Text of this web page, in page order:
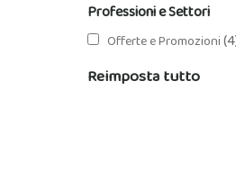
Professioni e Settori
Offerte e Promozioni
Reimposta tutto